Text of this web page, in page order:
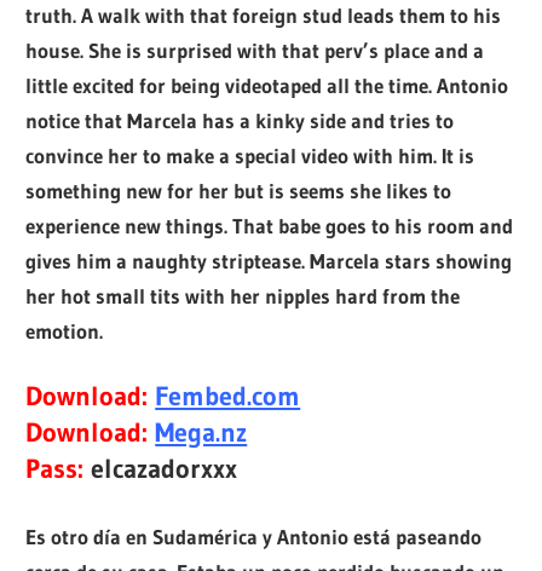
truth. A walk with that foreign stud leads them to his
house. She is surprised with that perv’s place and a
little excited for being videotaped all the time. Antonio
notice that Marcela has a kinky side and tries to
convince her to make a special video with him. It is
something new for her but is seems she likes to
experience new things. That babe goes to his room and
gives him a naughty striptease. Marcela stars showing
her hot small tits with her nipples hard from the
emotion.
Download: Fembed.com
Download: Mega.nz
Pass: elcazadorxxx
Es otro día en Sudamérica y Antonio está paseando